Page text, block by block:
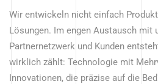
Wir entwickeln nicht einfach
Lösungen. Im engen Austausch mit
Partnernetzwerk und Kunden
wirklich zählt: Technologie mit
Innovationen, die präzise auf die